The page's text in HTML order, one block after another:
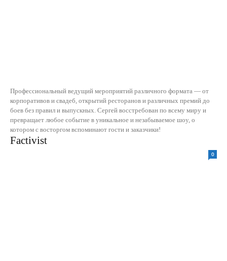
Профессиональный ведущий мероприятий различного формата — от
корпоративов и свадеб, открытий ресторанов и различных премий до
боев без правил и выпускных. Сергей восстребован по всему миру и
превращает любое событие в уникальное и незабываемое шоу, о
котором с восторгом вспоминают гости и заказчики!
Factivist
0